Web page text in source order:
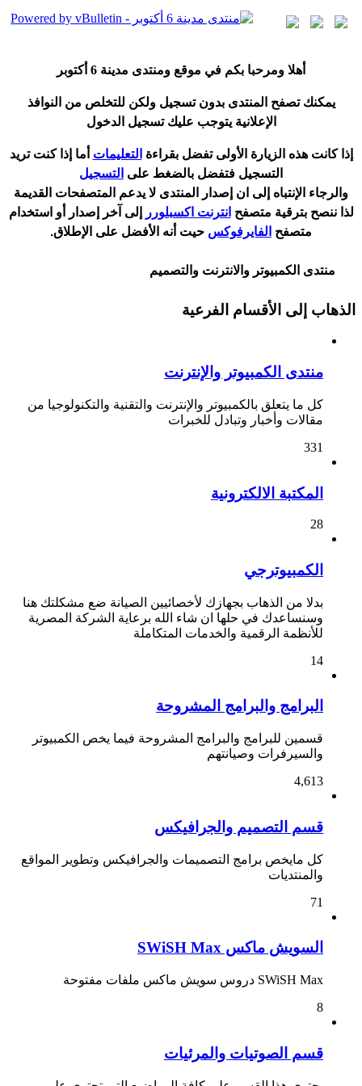
هلا ومرحبا بكم في موقع ومنتدى مدينة 6 أكتوبر
يمكنك تصفح المنتدى بدون تسجيل ولكن للتخلص من النوافذ
الإعلانية يتوجب عليك تسجيل الدخول
إذا كانت هذه الزيارة الأولى تفضل بقراءة التعليمات ما إذا كنت تريد
التسجيل فتفضل بالضغط على التسجيل
والرجاء الإنتباه إلى ان إصدار المنتدى لا يدعم المتصفحات القديمة
لذا ننصح بترقية متصفح انترنت اكسبلورر إلى آخر إصدار أو استخدام
متصفح الفايرفوكس حيت نه الأفضل على الإطلاق.
منتدى الكمبيوتر والانترنت والتصميم
الذهاب إلى الأقسام الفرعية
منتدى الكمبيوتر والإنترنت
كل ما يتعلق بالكمبيوتر والإنترنت والتقنية والتكنولوجيا من
مقالات وأخبار وتبادل للخبرات
331
المكتبة الالكترونية
28
الكمبيوترجي
بدلا من الذهاب بجهازك لأخصائيين الصيانة ضع مشكلتك هنا
وسنساعدك في حلها ان شاء الله برعاية الشركة المصرية
للأنظمة الرقمية والخدمات المتكاملة
14
البرامج والبرامج المشروحة
قسمين للبرامج والبرامج المشروحة فيما يخص الكمبيوتر
والسيرفرات وصيانتهم
4,613
قسم التصميم والجرافيكس
كل مايخص برامج التصميمات والجرافيكس وتطوير المواقع
والمنتديات
71
السويش ماكس SWiSH Max
SWiSH Max دروس سويش ماكس ملفات مفتوحة
8
قسم الصوتيات والمرئيات